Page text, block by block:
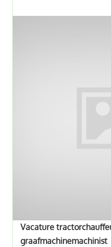
Vacature
graafmachinemachinist